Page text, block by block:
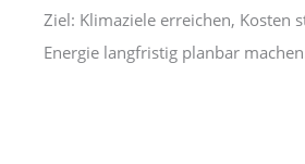
Ziel: Klimaziele erreichen, Kosten
Energie langfristig planbar